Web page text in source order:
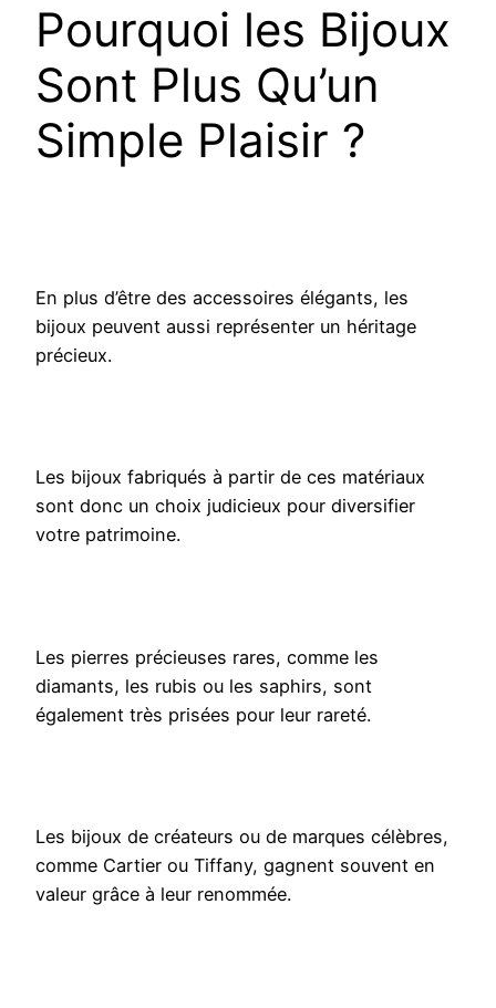
Pourquoi les Bijoux
Sont Plus Qu’un
Simple Plaisir ?
En plus d’être des accessoires élégants, les
bijoux peuvent aussi représenter un héritage
précieux.
Les bijoux fabriqués à partir de ces matériaux
sont donc un choix judicieux pour diversifier
votre patrimoine.
Les pierres précieuses rares, comme les
diamants, les rubis ou les saphirs, sont
également très prisées pour leur rareté.
Les bijoux de créateurs ou de marques célèbres,
comme Cartier ou Tiffany, gagnent souvent en
valeur grâce à leur renommée.